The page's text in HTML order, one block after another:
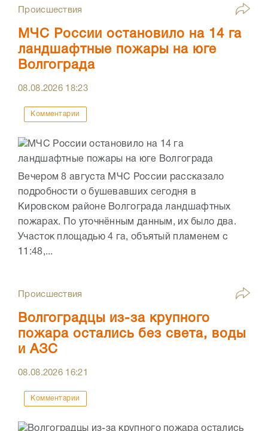
Происшествия
МЧС России остановило на 14 га
ландшафтные пожары на юге
Волгограда
08.08.2026 18:23
Комментарии
Вечером 8 августа МЧС России рассказало
подробности о бушевавших сегодня в
Кировском районе Волгограда ландшафтных
пожарах. По уточнённым данным, их было два.
Участок площадью 4 га, объятый пламенем с
11:48,...
Происшествия
Волгоградцы из-за крупного
пожара остались без света, воды
и АЗС
08.08.2026 16:21
Комментарии